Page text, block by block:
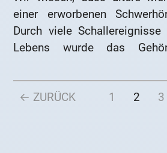
einer erworbenen
Durch viele
Lebens wurde das Gehör
Aber auch kleine Kinder
Schwerhörigkeit betroffen
Schwerhörigkeit kann auch
← ZURÜCK 1 2 3